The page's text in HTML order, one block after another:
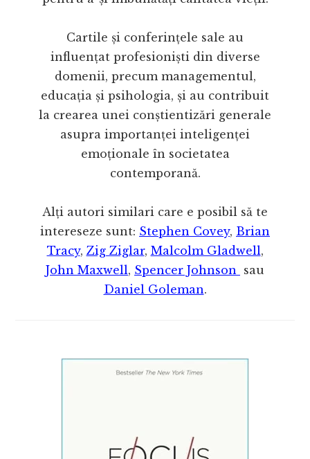
Cartile și conferințele sale au
influențat profesioniști din diverse
domenii, precum managementul,
educația și psihologia, și au contribuit
la crearea unei conștientizări generale
asupra importanței inteligenței
emoționale în societatea
contemporană.
Alți autori similari care e posibil să te
intereseze sunt: Stephen Covey, Brian
Tracy, Zig Ziglar, Malcolm Gladwell,
John Maxwell, Spencer Johnson sau
Daniel Goleman.